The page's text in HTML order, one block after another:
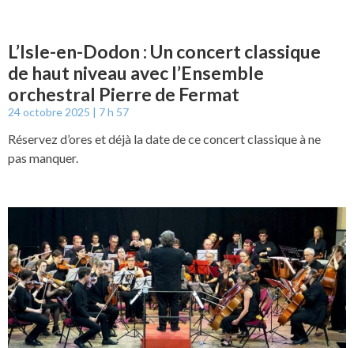
L’Isle-en-Dodon : Un concert classique
de haut niveau avec l’Ensemble
orchestral Pierre de Fermat
24 octobre 2025 7 h 57
Réservez d’ores et déjà la date de ce concert classique à ne
pas manquer.